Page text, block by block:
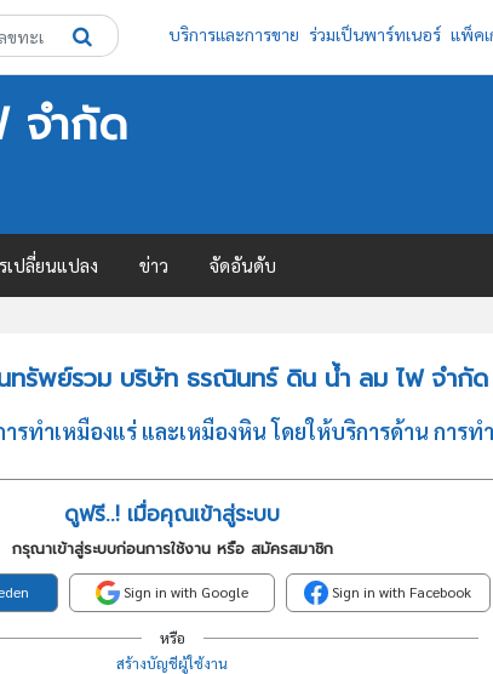
บริการและการขาย ร่วมเป็นพาร์ทเนอร์ แพ็คเ
จำกัด
เปลี่ยนแปลง ข่าว จัดอันดับ
นทรัพย์รวม บริษัท ธรณินทร์ ดิน น้ำ ลม ไฟ จำกัด
ำเหมืองแร่ และเหมืองหิน โดยให้บริการด้าน การท
ดูฟรี..! เมื่อคุณเข้าสู่ระบบ
กรุณาเข้าสู่ระบบก่อนการใช้งาน หรือ สมัครสมาชิก
Sign in with Google Sign in with Facebook
หรือ
สร้างบัญชีผู้ใช้งาน